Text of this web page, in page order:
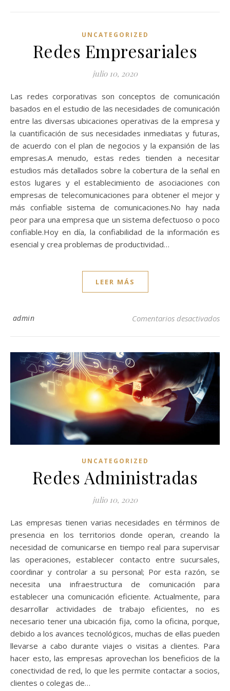
UNCATEGORIZED
Redes Empresariales
julio 10, 2020
Las redes corporativas son conceptos de comunicación
basados ​​en el estudio de las necesidades de comunicación
entre las diversas ubicaciones operativas de la empresa y
la cuantificación de sus necesidades inmediatas y futuras,
de acuerdo con el plan de negocios y la expansión de las
empresas.A menudo, estas redes tienden a necesitar
estudios más detallados sobre la cobertura de la señal en
estos lugares y el establecimiento de asociaciones con
empresas de telecomunicaciones para obtener el mejor y
más confiable sistema de comunicaciones.No hay nada
peor para una empresa que un sistema defectuoso o poco
confiable.Hoy en día, la confiabilidad de la información es
esencial y crea problemas de productividad…
LEER MÁS
admin Comentarios desactivadosen
UNCATEGORIZED
Redes Administradas
julio 10, 2020
Las empresas tienen varias necesidades en términos de
presencia en los territorios donde operan, creando la
necesidad de comunicarse en tiempo real para supervisar
las operaciones, establecer contacto entre sucursales,
coordinar y controlar a su personal; Por esta razón, se
necesita una infraestructura de comunicación para
establecer una comunicación eficiente. Actualmente, para
desarrollar actividades de trabajo eficientes, no es
necesario tener una ubicación fija, como la oficina, porque,
debido a los avances tecnológicos, muchas de ellas pueden
llevarse a cabo durante viajes o visitas a clientes. Para
hacer esto, las empresas aprovechan los beneficios de la
conectividad de red, lo que les permite contactar a socios,
clientes o colegas de…